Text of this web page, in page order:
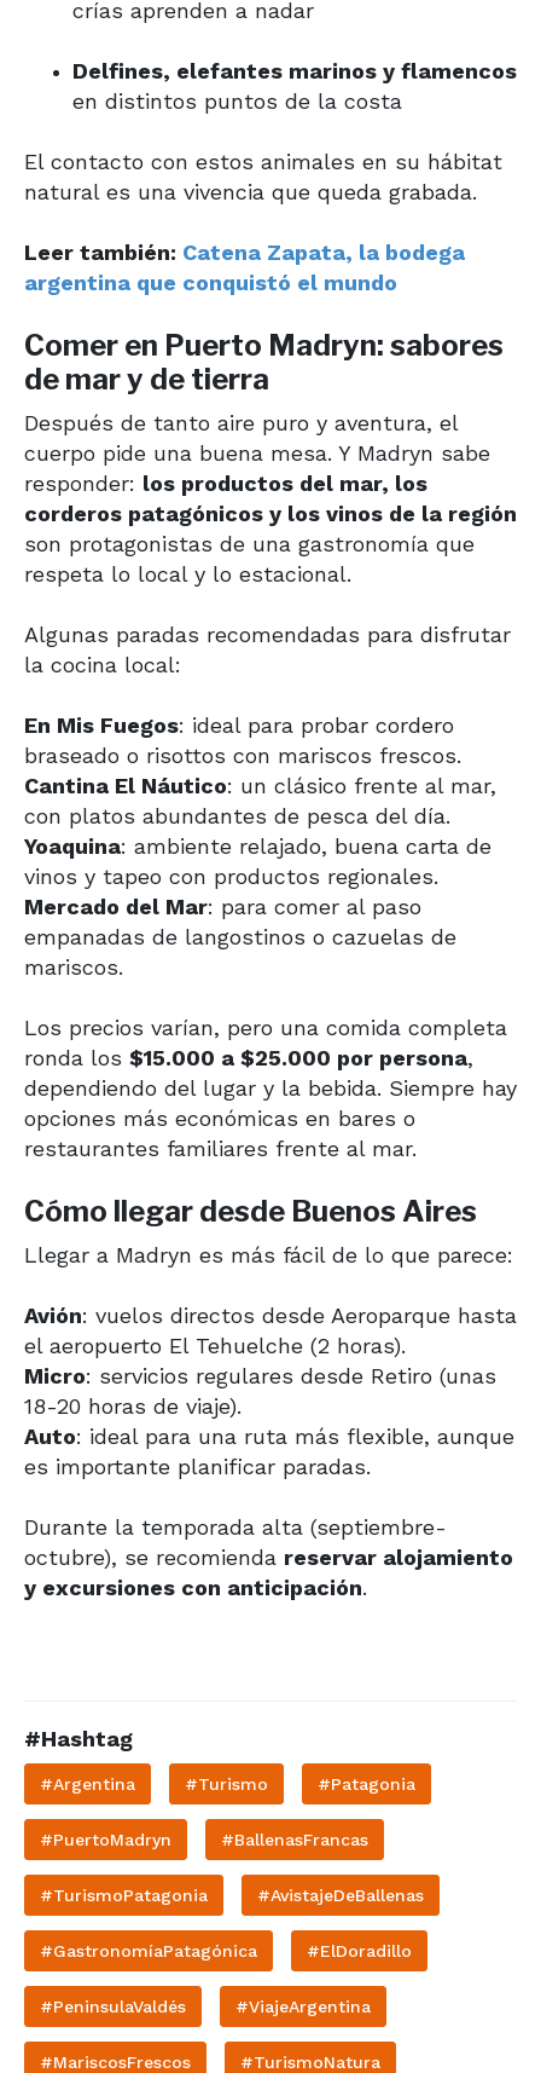
crías aprenden a nadar
Delfines, elefantes marinos y flamencos
en distintos puntos de la costa
El contacto con estos animales en su hábitat
natural es una vivencia que queda grabada.
Leer también: Catena Zapata, la bodega
argentina que conquistó el mundo
Comer en Puerto Madryn: sabores
de mar y de tierra
Después de tanto aire puro y aventura, el
cuerpo pide una buena mesa. Y Madryn sabe
responder: los productos del mar, los
corderos patagónicos y los vinos de la región
son protagonistas de una gastronomía que
respeta lo local y lo estacional.
Algunas paradas recomendadas para disfrutar
la cocina local:
En Mis Fuegos: ideal para probar cordero
braseado o risottos con mariscos frescos.
Cantina El Náutico: un clásico frente al mar,
con platos abundantes de pesca del día.
Yoaquina: ambiente relajado, buena carta de
vinos y tapeo con productos regionales.
Mercado del Mar: para comer al paso
empanadas de langostinos o cazuelas de
mariscos.
Los precios varían, pero una comida completa
ronda los $15.000 a $25.000 por persona,
dependiendo del lugar y la bebida. Siempre hay
opciones más económicas en bares o
restaurantes familiares frente al mar.
Cómo llegar desde Buenos Aires
Llegar a Madryn es más fácil de lo que parece:
Avión: vuelos directos desde Aeroparque hasta
el aeropuerto El Tehuelche (2 horas).
Micro: servicios regulares desde Retiro (unas
18-20 horas de viaje).
Auto: ideal para una ruta más flexible, aunque
es importante planificar paradas.
Durante la temporada alta (septiembre-
octubre), se recomienda reservar alojamiento
y excursiones con anticipación.
#Hashtag
#Argentina #Turismo #Patagonia
#PuertoMadryn #BallenasFrancas
#TurismoPatagonia #AvistajeDeBallenas
#GastronomíaPatagónica #ElDoradillo
#PeninsulaValdés #ViajeArgentina
#MariscosFrescos #TurismoNatura